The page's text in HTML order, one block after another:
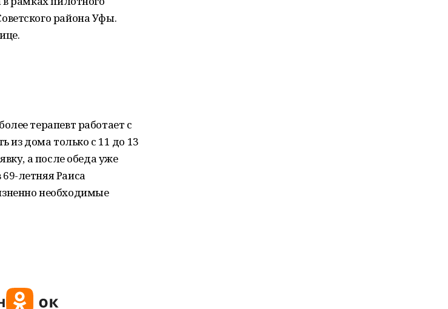
района Уфы.
терапевт работает с
из дома только с 11 до 13
а после обеда уже
летняя Раиса
необходимые